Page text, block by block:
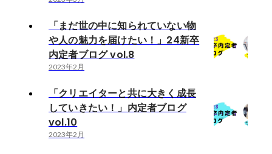
「まだ世の中に知られていない物
や人の魅力を届けたい！」24新卒
内定者ブログ vol.8
2023年2月
「クリエイターと共に大きく成長
していきたい！」内定者ブログ
vol.10
2023年2月